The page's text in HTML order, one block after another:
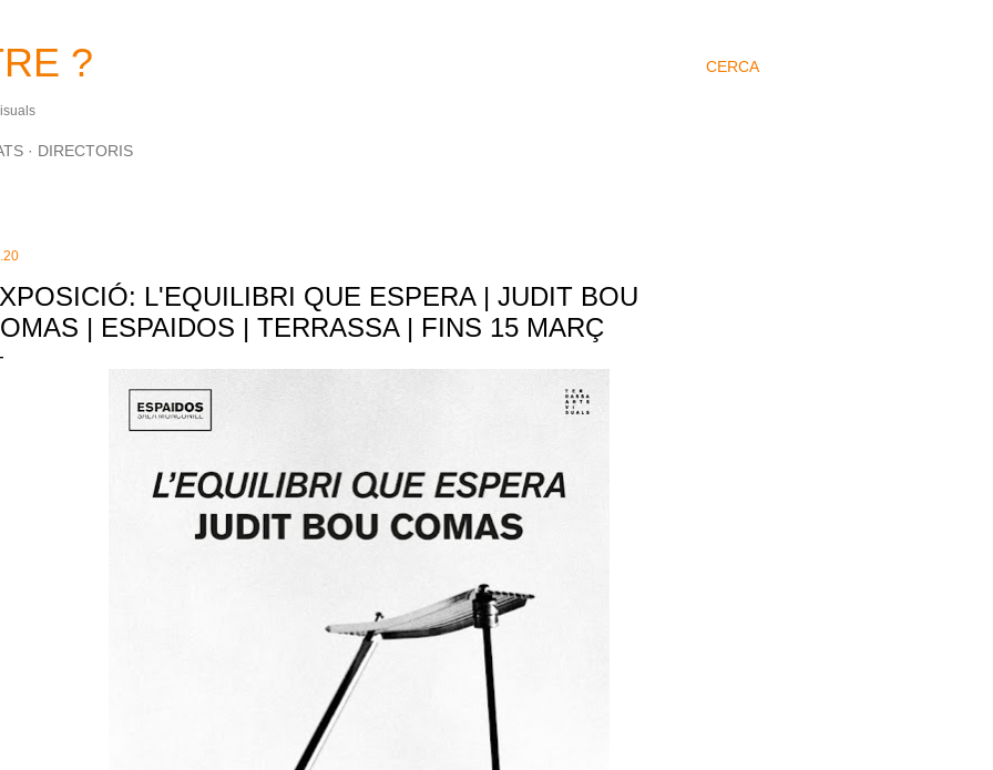
CERCA
?
DIRECTORIS
L'EQUILIBRI QUE ESPERA | JUDIT BOU
| ESPAIDOS | TERRASSA | FINS 15 MARÇ